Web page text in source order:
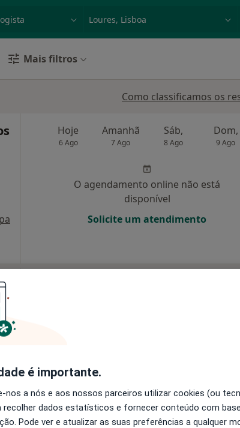
Mais filtros
Como classificamos os
Hoje
6 Ago
Amanhã
7 Ago
Sáb,
8 Ago
Dom,
9 Ago
O agendamento online não está
disponível
Solicite um atendimento
€
Solicite um atendimento
é importante.
nos a nós e aos nossos parceiros utilizar cookies (ou
recolher dados estatísticos e fornecer conteúdo com
Pode ver e atualizar as suas preferências a qualquer